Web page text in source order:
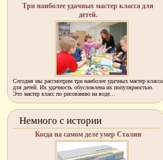
Три наиболее удачных мастер класса для
детей.
Сегодня мы рассмотрим три наиболее удачных мастер класса
для детей. Их удачность обусловлена их популярностью.
Это мастер класс по рисованию на воде...
Немного с истории
Когда на самом деле умер Сталин